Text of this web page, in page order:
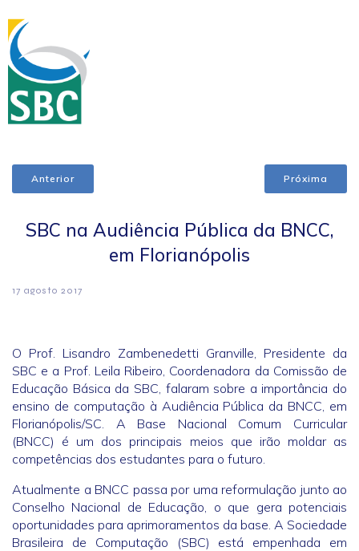
Anterior Próxima
SBC na Audiência Pública da BNCC,
em Florianópolis
17 agosto 2017
O Prof. Lisandro Zambenedetti Granville, Presidente da
SBC e a Prof. Leila Ribeiro, Coordenadora da Comissão de
Educação Básica da SBC, falaram sobre a importância do
ensino de computação à Audiência Pública da BNCC, em
Florianópolis/SC. A Base Nacional Comum Curricular
(BNCC) é um dos principais meios que irão moldar as
competências dos estudantes para o futuro.
Atualmente a BNCC passa por uma reformulação junto ao
Conselho Nacional de Educação, o que gera potenciais
oportunidades para aprimoramentos da base. A Sociedade
Brasileira de Computação (SBC) está empenhada em